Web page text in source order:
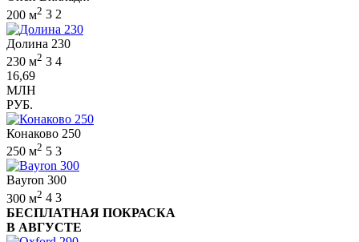
200 м2 3 2
Долина 230
230 м2 3 4
16,69
МЛН
РУБ.
Конаково 250
250 м2 5 3
Bayron 300
300 м2 4 3
БЕСПЛАТНАЯ ПОКРАСКА
В АВГУСТЕ